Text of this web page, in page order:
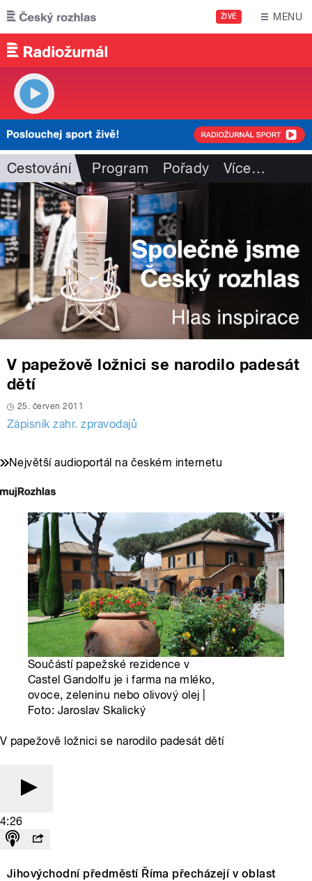
Přejít k hlavnímu obsahu
ŽIVĚ MENU
Cestování Program Pořady Více…
V papežově ložnici se narodilo padesát
dětí
25. červen 2011
Zápisník zahr. zpravodajů
Největší audioportál na českém internetu
Součástí papežské rezidence v
Castel Gandolfu je i farma na mléko,
ovoce, zeleninu nebo olivový olej |
Foto: Jaroslav Skalický
V papežově ložnici se narodilo padesát dětí
4:26
Jihovýchodní předměstí Říma přecházejí v oblast